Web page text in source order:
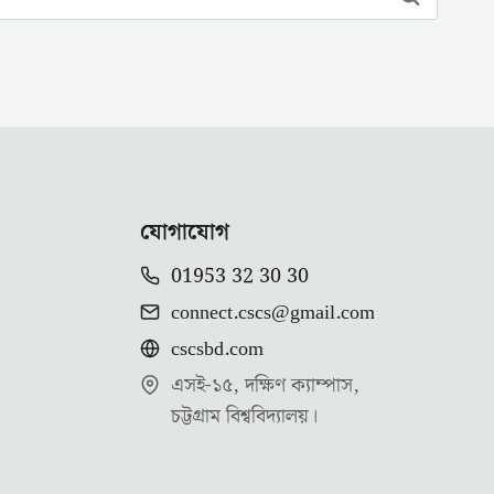
যোগাযোগ
01953 32 30 30
connect.cscs@gmail.com
cscsbd.com
এসই-১৫, দক্ষিণ ক্যাম্পাস,
চট্টগ্রাম বিশ্ববিদ্যালয়।